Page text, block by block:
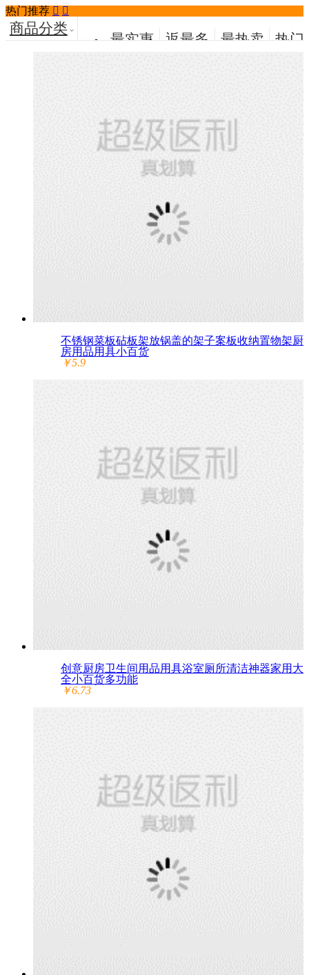
热门推荐  
商品分类
最实惠 返最多 最热卖
热门
不锈钢菜板砧板架放锅盖的架子案板收纳置物架厨
房用品用具小百货
￥5.9
创意厨房卫生间用品用具浴室厕所清洁神器家用大
全小百货多功能
￥6.73